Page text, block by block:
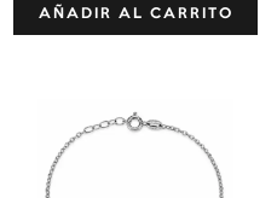
AÑADIR AL CARRITO